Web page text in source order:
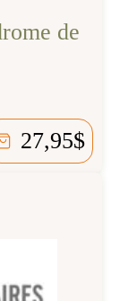
de
27,95$